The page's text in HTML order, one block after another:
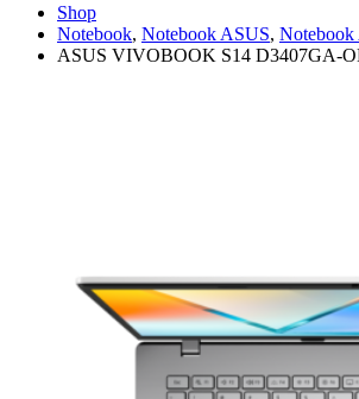
Shop
Notebook, Notebook ASUS,
ASUS VIVOBOOK S14 D3407GA-